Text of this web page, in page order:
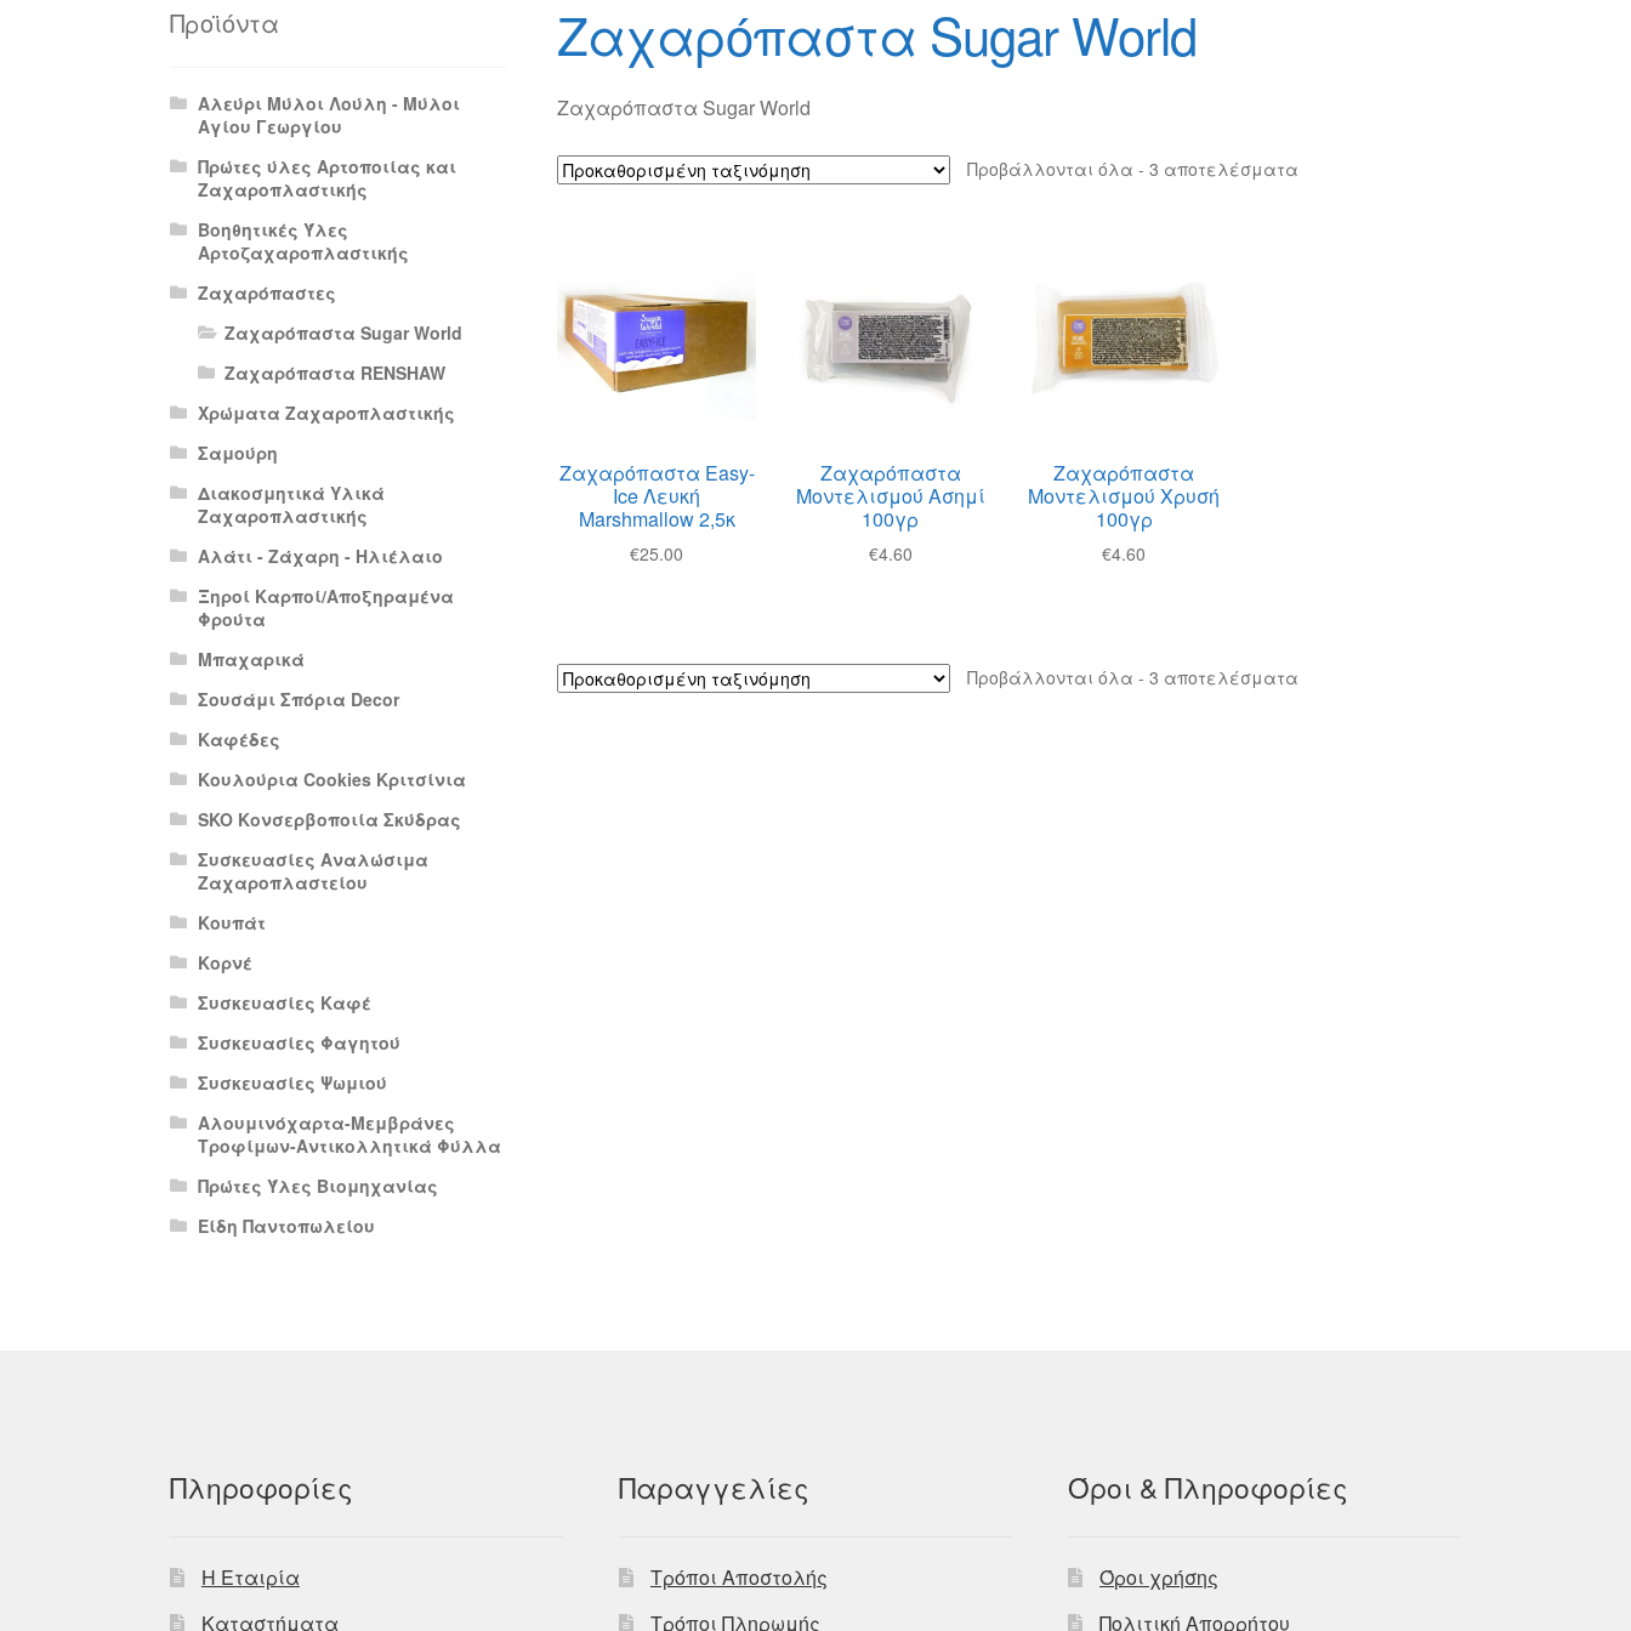
Πολιτική Απορρήτου Ζαχαρόπαστα Sugar World
Ζαχαρόπαστα Sugar World
Προβάλλονται όλα - 3 αποτελέσματα
Ζαχαρόπαστα Easy-
Ice Λευκή
Marshmallow 2,5κ
€25.00
Ζαχαρόπαστα
Μοντελισμού Ασημί
100γρ
€4.60
Ζαχαρόπαστα
Μοντελισμού Χρυσή
100γρ
€4.60
Προβάλλονται όλα - 3 αποτελέσματα
Προϊόντα
Αλεύρι Μύλοι Λούλη - Μύλοι
Αγίου Γεωργίου
Πρώτες ύλες Αρτοποιίας και
Ζαχαροπλαστικής
Βοηθητικές Ύλες
Αρτοζαχαροπλαστικής
Ζαχαρόπαστες
Ζαχαρόπαστα Sugar World
Ζαχαρόπαστα RENSHAW
Χρώματα Ζαχαροπλαστικής
Σαμούρη
Διακοσμητικά Υλικά
Ζαχαροπλαστικής
Αλάτι - Ζάχαρη - Ηλιέλαιο
Ξηροί Καρποί/Αποξηραμένα
Φρούτα
Μπαχαρικά
Σουσάμι Σπόρια Decor
Καφέδες
Κουλούρια Cookies Κριτσίνια
SKO Κονσερβοποιία Σκύδρας
Συσκευασίες Αναλώσιμα
Ζαχαροπλαστείου
Κουπάτ
Κορνέ
Συσκευασίες Καφέ
Συσκευασίες Φαγητού
Συσκευασίες Ψωμιού
Αλουμινόχαρτα-Μεμβράνες
Τροφίμων-Αντικολλητικά Φύλλα
Πρώτες Ύλες Βιομηχανίας
Είδη Παντοπωλείου
Πληροφορίες
Η Εταιρία
Καταστήματα
Παραγγελίες
Τρόποι Αποστολής
Τρόποι Πληρωμής
Όροι & Πληροφορίες
Όροι χρήσης
Πολιτική Απορρήτου